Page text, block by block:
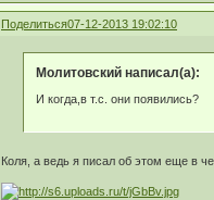
Поделиться07-12-2013 19:02:10
Молитовский написал(а):
И когда,в т.с. они появились?
Коля, а ведь я писал об этом еще в